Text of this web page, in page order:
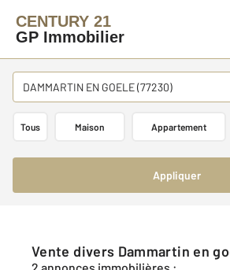
CENTURY 21
GP Immobilier
DAMMARTIN EN GOELE (77230)
Tous Maison Appartement
Appliquer
Vente divers Dammartin en